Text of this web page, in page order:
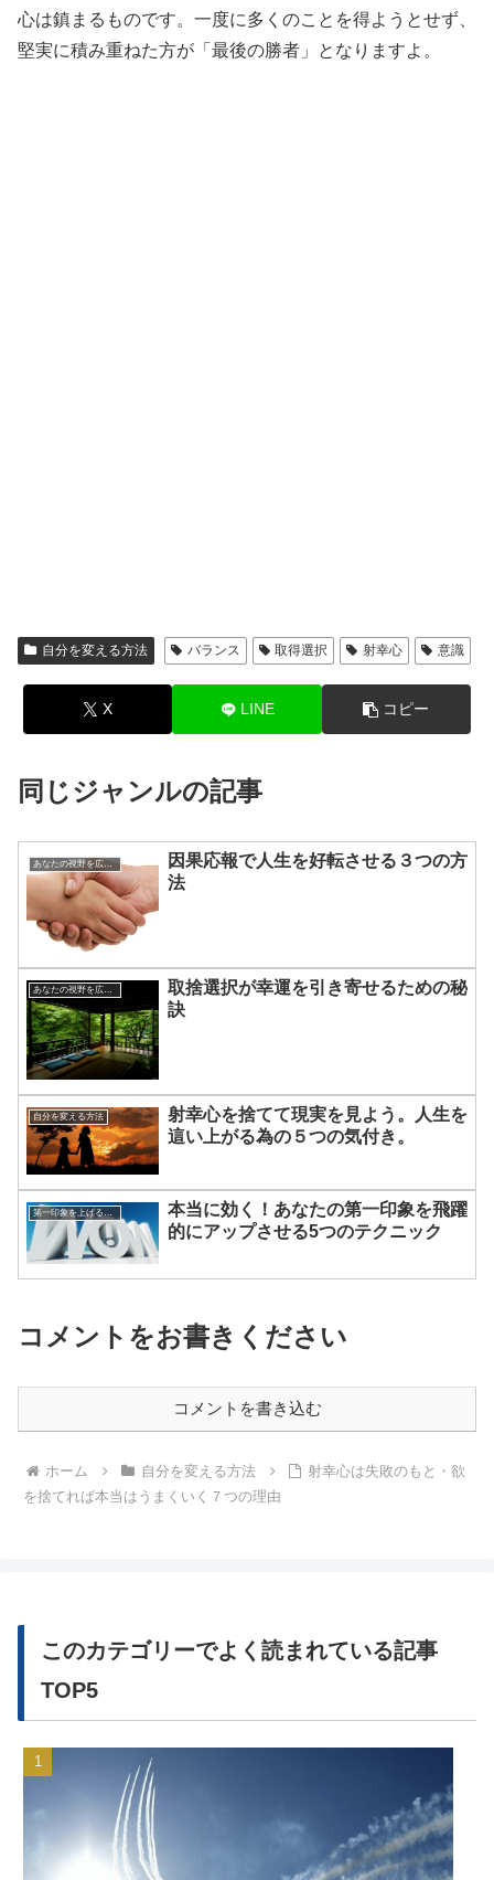
心は鎮まるものです。一度に多くのことを得ようとせず、
堅実に積み重ねた方が「最後の勝者」となりますよ。
自分を変える方法 バランス 取得選択 射幸心 意識
X LINE コピー
同じジャンルの記事
あなたの視野を広げる方法
因果応報で人生を好転させる３つの方
法
あなたの視野を広げる方法
取捨選択が幸運を引き寄せるための秘
訣
自分を変える方法
射幸心を捨てて現実を見よう。人生を
這い上がる為の５つの気付き。
第一印象を上げる為のテクニック
本当に効く！あなたの第一印象を飛躍
的にアップさせる5つのテクニック
コメントをお書きください
コメントを書き込む
ホーム 自分を変える方法
射幸心は失敗のもと・欲
を捨てれば本当はうまくいく７つの理由
このカテゴリーでよく読まれている記事
TOP5